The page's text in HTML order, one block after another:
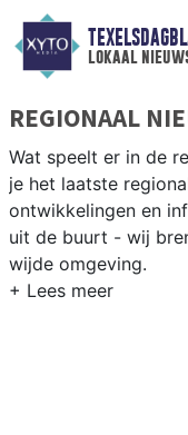
lokaal
REGIONAAL
Wat speelt er in de
je het laatste
ontwikkelingen en
uit de buurt - wij
wijde omgeving.